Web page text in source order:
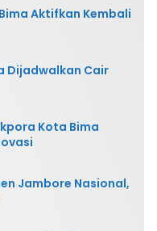
Aktifkan Kembali
Dijadwalkan Cair
Kota Bima
Jambore Nasional,